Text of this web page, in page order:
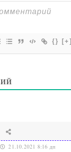
{} [+]
21.10.2021 8:16 дп